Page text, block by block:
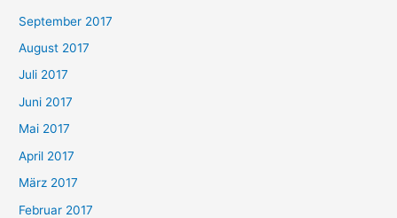
September 2017
August 2017
Juli 2017
Juni 2017
Mai 2017
April 2017
März 2017
Februar 2017